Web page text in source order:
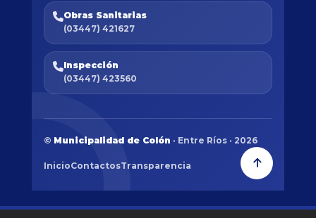
Obras Sanitarias
(03447) 421627
Inspección
(03447) 423560
© Municipalidad de Colón · Entre Ríos · 2026
InicioContactosTransparencia